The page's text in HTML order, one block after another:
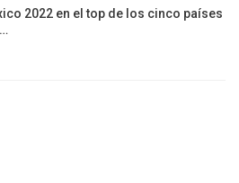
2022 en el top de los cinco países